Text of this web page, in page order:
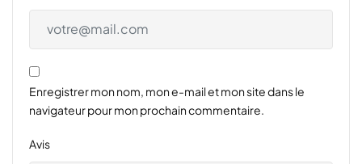
Enregistrer mon nom, mon e-mail et mon site dans le
navigateur pour mon prochain commentaire.
Avis